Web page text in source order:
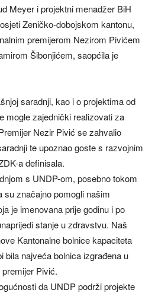
Meyer i projektni menadžer BiH
Zeničko-dobojskom kantonu,
premijerom Nezirom Pivićem
Šibonjićem, saopćila je
saradnji, kao i o projektima od
mogle zajednički realizovati za
Nezir Pivić se zahvalio
te upoznao goste s razvojnim
a definisala.
s UNDP-om, posebno tokom
su značajno pomogli našim
je imenovana prije godinu i po
stanje u zdravstvu. Naš
Kantonalne bolnice kapaciteta
bila najveća bolnica izgrađena u
premijer Pivić.
da UNDP podrži projekte